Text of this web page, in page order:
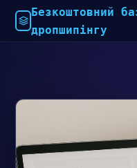
Безкоштовний
дропшипінгу